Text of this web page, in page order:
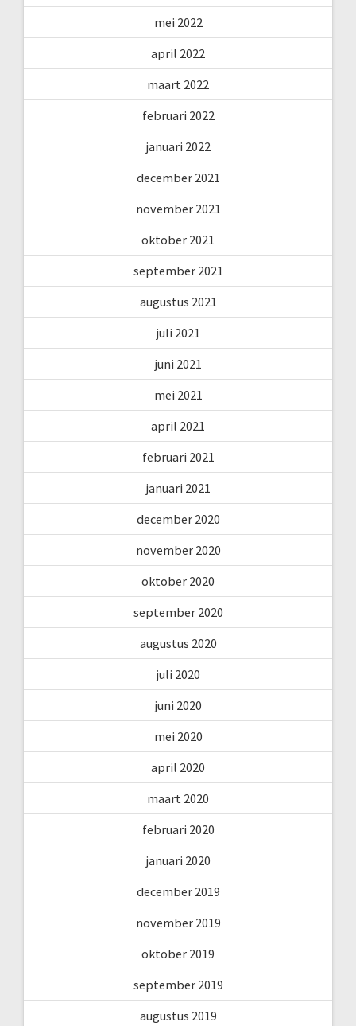
mei 2022
april 2022
maart 2022
februari 2022
januari 2022
december 2021
november 2021
oktober 2021
september 2021
augustus 2021
juli 2021
juni 2021
mei 2021
april 2021
februari 2021
januari 2021
december 2020
november 2020
oktober 2020
september 2020
augustus 2020
juli 2020
juni 2020
mei 2020
april 2020
maart 2020
februari 2020
januari 2020
december 2019
november 2019
oktober 2019
september 2019
augustus 2019